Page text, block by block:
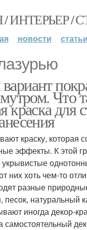
ИНТЕРЬЕР /
новости статьи
Что
краска для
краску, которая
эффекты. К этой
них хоть чем-то
разные
натуральный
иногда декор-
самостоятельный